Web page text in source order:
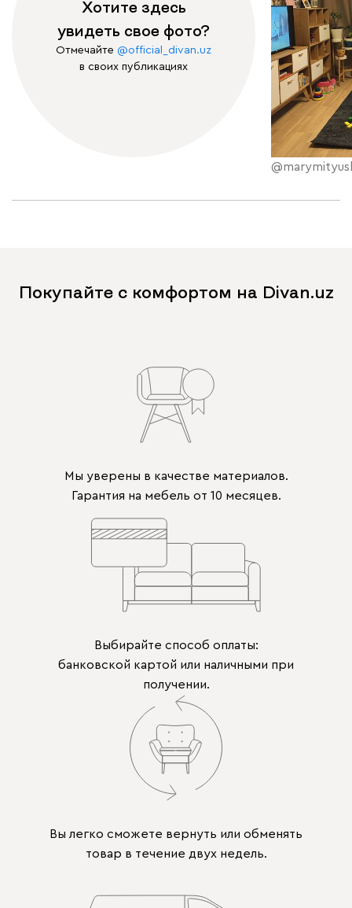
Хотите здесь
увидеть свое фото?
Отмечайте @official_divan.uz
в своих публикациях
Покупайте с комфортом на Divan.uz
Мы уверены в качестве материалов.
Гарантия на мебель от 10 месяцев.
Выбирайте способ оплаты:
банковской картой или наличными при
получении.
Вы легко сможете вернуть или обменять
товар в течение двух недель.